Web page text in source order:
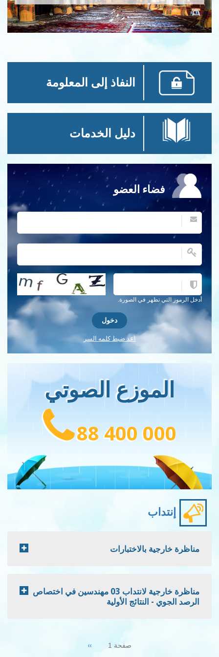
النفاذ إلى المعلومة
دليل الخدمات
فضاء العضو
أدخل الرموز التي تظهر في الصورة.
احصل على كلمة التحقق جديدة!
اعد ضبط كلمه السر
الموزع الصوتي
88 400 000
إنتداب
مناظرة خارجية بالاختبارات
مناظرة خارجية لانتداب 03 مهندسين في اختصاص
الرصد الجوي - النتائج الأولية
صفحة 1 Next
››